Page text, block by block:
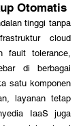
Otomatis
tinggi tanpa
cloud
fault tolerance,
di berbagai
satu komponen
layanan tetap
IaaS juga